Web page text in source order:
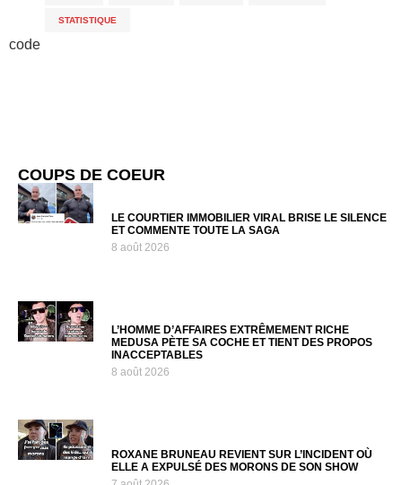
STATISTIQUE
code
COUPS DE COEUR
LE COURTIER IMMOBILIER VIRAL BRISE LE SILENCE
ET COMMENTE TOUTE LA SAGA
8 août 2026
L’HOMME D’AFFAIRES EXTRÊMEMENT RICHE
MEDUSA PÈTE SA COCHE ET TIENT DES PROPOS
INACCEPTABLES
8 août 2026
ROXANE BRUNEAU REVIENT SUR L’INCIDENT OÙ
ELLE A EXPULSÉ DES MORONS DE SON SHOW